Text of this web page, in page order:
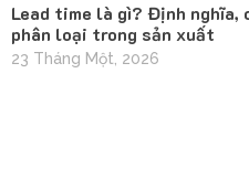
Lead time là gì? Định nghĩa,
phân loại trong sản xuất
23 Tháng Một, 2026